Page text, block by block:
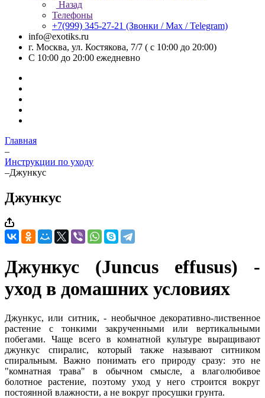
Назад
Телефоны
+7(999) 345-27-21 (Звонки / Max / Telegram)
info@exotiks.ru
г. Москва, ул. Костякова, 7/7 ( с 10:00 до 20:00)
С 10:00 до 20:00 ежедневно
Главная
–
Инструкции по уходу
–Джункус
Джункус
Джункус (Juncus effusus) -
уход в домашних условиях
Джункус, или ситник, - необычное декоративно-лиственное
растение с тонкими закрученными или вертикальными
побегами. Чаще всего в комнатной культуре выращивают
джункус спиралис, который также называют ситником
спиральным. Важно понимать его природу сразу: это не
"комнатная трава" в обычном смысле, а влаголюбивое
болотное растение, поэтому уход у него строится вокруг
постоянной влажности, а не вокруг просушки грунта.